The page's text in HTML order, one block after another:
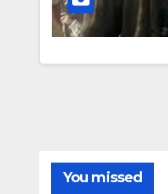
You missed